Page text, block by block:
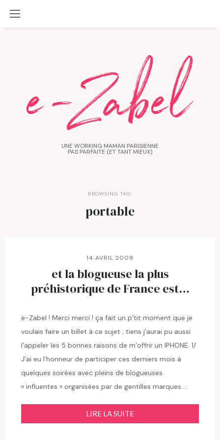
UNE WORKING MAMAN PARISIENNE
PAS PARFAITE (ET TANT MIEUX)
BROWSING TAG:
portable
14 AVRIL 2009
et la blogueuse la plus
préhistorique de France est…
e-Zabel ! Merci merci ! ça fait un p’tit moment que je
voulais faire un billet à ce sujet ; tiens j’aurai pu aussi
l’appeler les 5 bonnes raisons de m’offrir un IPHONE. 1/
J’ai eu l’honneur de participer ces derniers mois à
quelques soirées avec pleins de blogueuses
« influentes » organisées par de gentilles marques….
LIRE LA SUITE